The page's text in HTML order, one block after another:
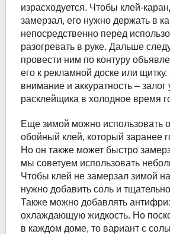
израсходуется. Чтобы клей-
замерзал, его нужно держать в
непосредственно перед
разогревать в руке. Дальше
провести ним по контуру
его к рекламной доске или
внимание и аккуратность – залог
расклейщика в холодное время
Еще зимой можно использовать
обойный клей, который заранее
Но он также может быстро
мы советуем использовать
Чтобы клей не замерзал зимой
нужно добавить соль и
Также можно добавлять
охлаждающую жидкость. Но
в каждом доме, то вариант с